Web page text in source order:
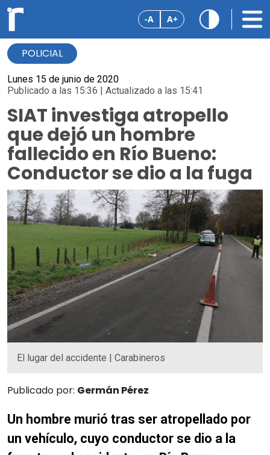
-A A+
POLICIAL
Lunes 15 de junio de 2020
Publicado a las 15:36 | Actualizado a las 15:41
SIAT investiga atropello
que dejó un hombre
fallecido en Río Bueno:
Conductor se dio a la fuga
El lugar del accidente | Carabineros
Publicado por: Germán Pérez
Un hombre murió tras ser atropellado por
un vehículo, cuyo conductor se dio a la